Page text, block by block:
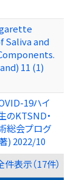
Saliva and
11 (1)
19ハイ
のKTSND・
総会プログ
) 2022/10
件表示（17件）